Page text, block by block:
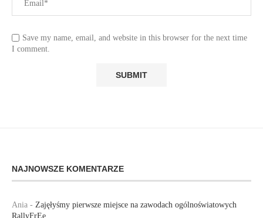
Save my name, email, and website in this browser for the next time
I comment.
NAJNOWSZE KOMENTARZE
Ania - Zajęłyśmy pierwsze miejsce na zawodach ogólnoświatowych
RallyFrEe